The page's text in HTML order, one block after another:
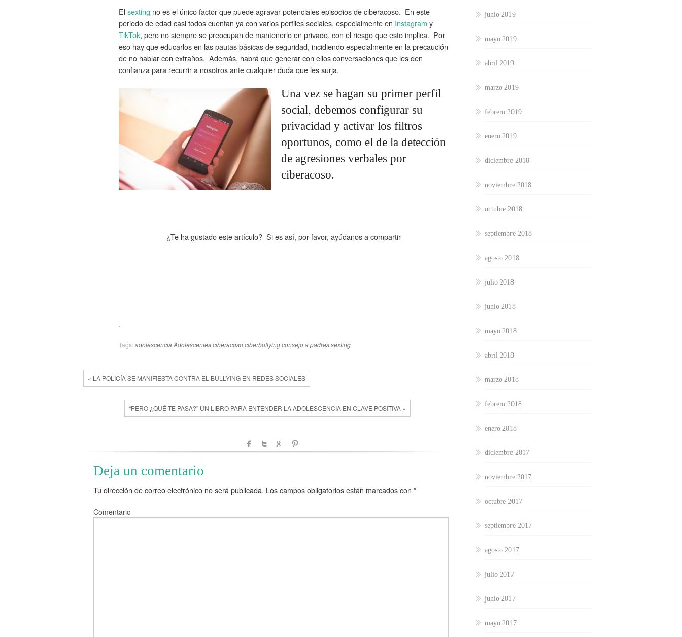
Elsexting no es el único factor que puede agravar potenciales episodios de ciberacoso. En este
periodo de edad casi todos cuentan ya con varios perfiles sociales, especialmente en Instagram y
TikTok, pero no siempre se preocupan de mantenerlo en privado, con el riesgo que esto implica. Por
eso hay que educarlos en las pautas básicas de seguridad, incidiendo especialmente en la precaución
de no hablar con extraños. Además, habrá que generar con ellos conversaciones que les den
confianza para recurrir a nosotros ante cualquier duda que les surja.
Una vez se hagan su primer perfil
social, debemos configurar su
privacidad y activar los filtros
oportunos, como el de la detección
de agresiones verbales por
ciberacoso.
¿Te ha gustado este artículo? Si es así, por favor, ayúdanos a compartir
.
Tags: adolescencia Adolescentesciberacosociberbullyingconsejo a padressexting
« LA POLICÍA SE MANIFIESTA CONTRA EL BULLYING EN REDES SOCIALES
“PERO ¿QUÉ TE PASA?” UN LIBRO PARA ENTENDER LA ADOLESCENCIA EN CLAVE POSITIVA »
Deja un comentario
Tu dirección de correo electrónico no será publicada. Los campos obligatorios están marcados con *
Comentario
junio 2019
mayo 2019
abril 2019
marzo 2019
febrero 2019
enero 2019
diciembre 2018
noviembre 2018
octubre 2018
septiembre 2018
agosto 2018
julio 2018
junio 2018
mayo 2018
abril 2018
marzo 2018
febrero 2018
enero 2018
diciembre 2017
noviembre 2017
octubre 2017
septiembre 2017
agosto 2017
julio 2017
junio 2017
mayo 2017